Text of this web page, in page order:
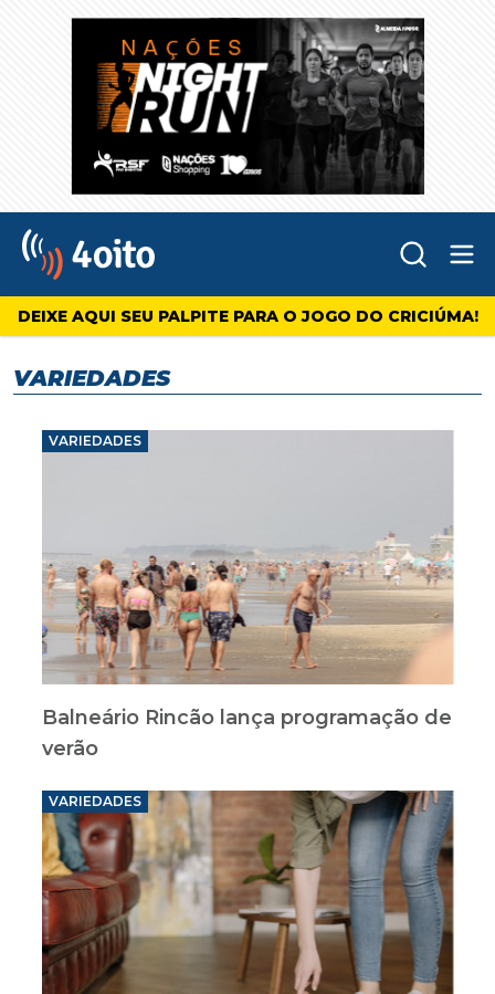
4oito
DEIXE AQUI SEU PALPITE PARA O JOGO DO CRICIÚMA!
VARIEDADES
VARIEDADES
Balneário Rincão lança programação de
verão
VARIEDADES